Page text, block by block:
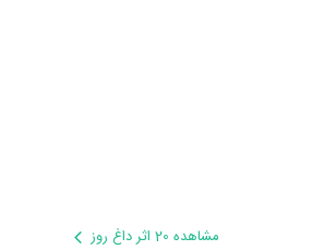
مشاهده 20 اثر داغ روز